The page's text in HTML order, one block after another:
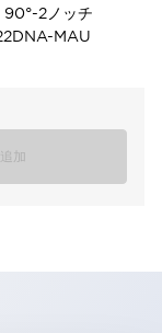
2ノッチ
MAU
加